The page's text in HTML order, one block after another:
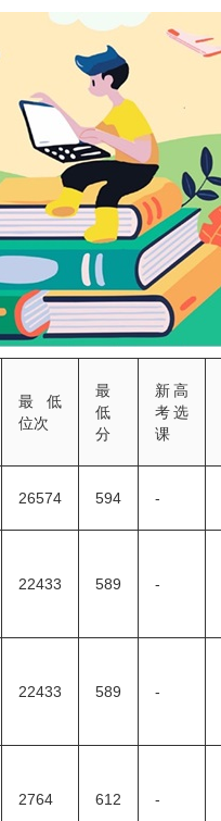
最低
位次
最
低
分
新高
考选
课
26574 594 -
22433 589 -
22433 589 -
2764 612 -